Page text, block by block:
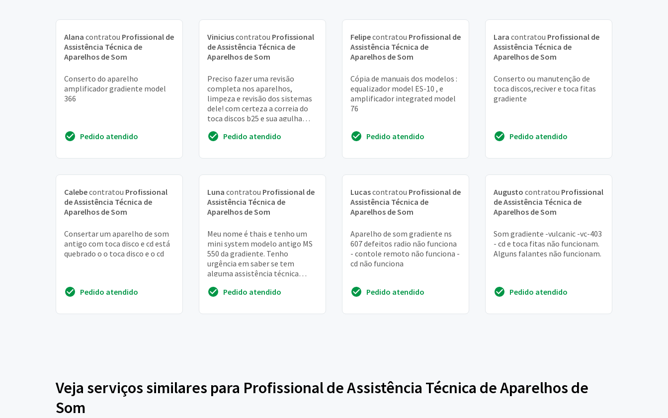
Alana contratou Profissional de
Assistência Técnica de
Aparelhos de Som
Conserto do aparelho
amplificador gradiente model
366
Pedido atendido
Viniciuscontratou Profissional
de Assistência Técnica de
Aparelhos de Som
Preciso fazer uma revisão
completa nos aparelhos,
limpeza e revisão dos sistemas
dele! com certeza a correia do
toca discos b25 e sua agulha
resto é mais uma l...
Pedido atendido
Felipecontratou Profissional de
Assistência Técnica de
Aparelhos de Som
Cópia de manuais dos modelos :
equalizador model ES-10 , e
amplificador integrated model
76
Pedido atendido
Lara contratou Profissional de
Assistência Técnica de
Aparelhos de Som
Conserto ou manutenção de
toca discos,reciver e toca fitas
gradiente
Pedido atendido
Calebecontratou Profissional
de Assistência Técnica de
Aparelhos de Som
Consertar um aparelho de som
antigo com toca disco e cd está
quebrado o o toca disco e o cd
Pedido atendido
Luna contratou Profissional de
Assistência Técnica de
Aparelhos de Som
Meu nome é thais e tenho um
mini system modelo antigo MS
550 da gradiente. Tenho
urgência em saber se tem
alguma assistência técnica
me ajudar com o aparelho...
Pedido atendido
Lucascontratou Profissional de
Assistência Técnica de
Aparelhos de Som
Aparelho de som gradiente ns
607 defeitos radio não funciona
- contole remoto não funciona -
cd não funciona
Pedido atendido
Augusto contratou Profissional
de Assistência Técnica de
Aparelhos de Som
Som gradiente -vulcanic -vc-403
- cd e toca fitas não funcionam.
Alguns falantes não funcionam.
Pedido atendido
Veja serviços similares para Profissional de Assistência Técnica de Aparelhos de
Som